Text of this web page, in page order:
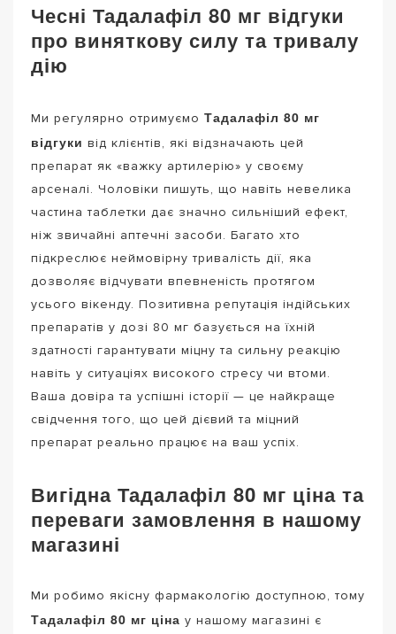
Чесні Тадалафіл 80 мг відгуки
про виняткову силу та тривалу
дію
Ми регулярно отримуємо Тадалафіл 80 мг
відгуки від клієнтів, які відзначають цей
препарат як «важку артилерію» у своєму
арсеналі. Чоловіки пишуть, що навіть невелика
частина таблетки дає значно сильніший ефект,
ніж звичайні аптечні засоби. Багато хто
підкреслює неймовірну тривалість дії, яка
дозволяє відчувати впевненість протягом
усього вікенду. Позитивна репутація індійських
препаратів у дозі 80 мг базується на їхній
здатності гарантувати міцну та сильну реакцію
навіть у ситуаціях високого стресу чи втоми.
Ваша довіра та успішні історії — це найкраще
свідчення того, що цей дієвий та міцний
препарат реально працює на ваш успіх.
Вигідна Тадалафіл 80 мг ціна та
переваги замовлення в нашому
магазині
Ми робимо якісну фармакологію доступною, тому
Тадалафіл 80 мг ціна у нашому магазині є